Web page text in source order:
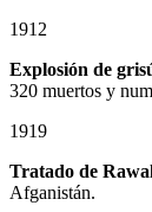
1912
Explosión de
320 muertos y
1919
Tratado de
Afganistán.